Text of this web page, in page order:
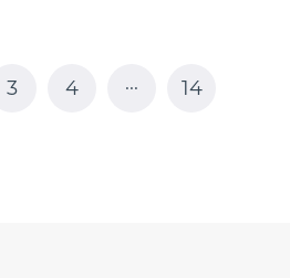
3 4 ... 14